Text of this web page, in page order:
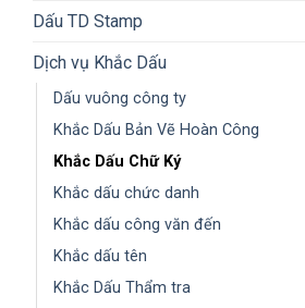
Dấu TD Stamp
Dịch vụ Khắc Dấu
Dấu vuông công ty
Khắc Dấu Bản Vẽ Hoàn Công
Khắc Dấu Chữ Ký
Khắc dấu chức danh
Khắc dấu công văn đến
Khắc dấu tên
Khắc Dấu Thẩm tra